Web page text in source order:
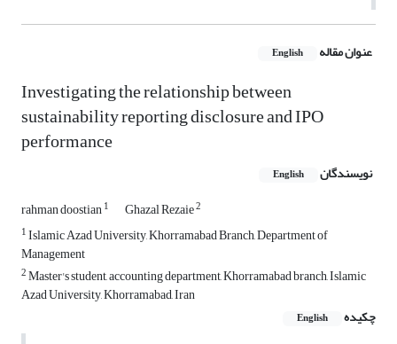
عنوان مقاله English
Investigating the relationship between
sustainability reporting disclosure and IPO
performance
نویسندگان English
rahman doostian1 Ghazal Rezaie2
1Islamic Azad University, Khorramabad Branch, Department of
Management
2Master's student, accounting department, Khorramabad branch, Islamic
Azad University, Khorramabad, Iran
چکیده
English